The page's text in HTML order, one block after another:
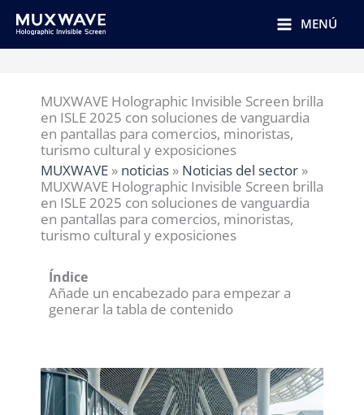
MENÚ
MUXWAVE Holographic Invisible Screen brilla
en ISLE 2025 con soluciones de vanguardia
en pantallas para comercios, minoristas,
turismo cultural y exposiciones
MUXWAVE » noticias » Noticias del sector »
MUXWAVE Holographic Invisible Screen brilla
en ISLE 2025 con soluciones de vanguardia
en pantallas para comercios, minoristas,
turismo cultural y exposiciones
Índice
Añade un encabezado para empezar a
generar la tabla de contenido